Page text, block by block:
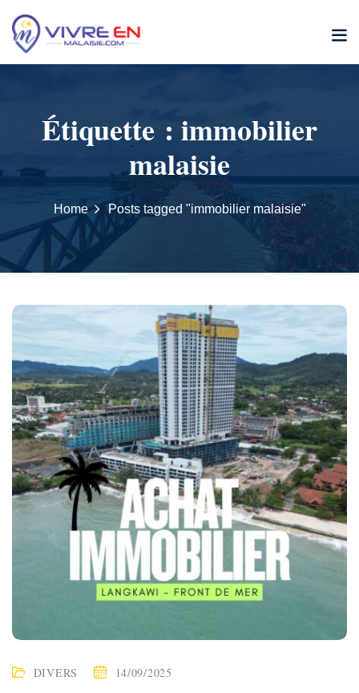
content
Étiquette : immobilier
malaisie
Home Posts tagged "immobilier malaisie"
DIVERS 14/09/2025